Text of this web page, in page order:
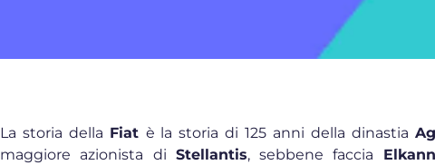
La storia della Fiat è la storia di 125 anni della dinastia
maggiore azionista di Stellantis, sebbene faccia